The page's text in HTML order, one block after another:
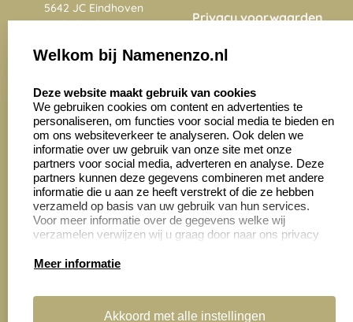
5642 JC Eindhoven
Nederland
4028 beoordelingen
Privacy voorwaarden
Onze vacatures
Zakelijk:
Aanvraag op maat
Cadeaubonnen
Klantenservice:
Contact opnemen
Veelgestelde vragen
Retourneren
Welkom bij Namenenzo.nl
Deze website maakt gebruik van cookies
We gebruiken cookies om content en advertenties te
personaliseren, om functies voor social media te bieden en
om ons websiteverkeer te analyseren. Ook delen we
informatie over uw gebruik van onze site met onze
partners voor social media, adverteren en analyse. Deze
partners kunnen deze gegevens combineren met andere
informatie die u aan ze heeft verstrekt of die ze hebben
verzameld op basis van uw gebruik van hun services.
Voor meer informatie over de gegevens welke wij
verzamelen verwijzen wij u graag door naar ons privacy
Meer informatie
Akkoord met alle instellingen